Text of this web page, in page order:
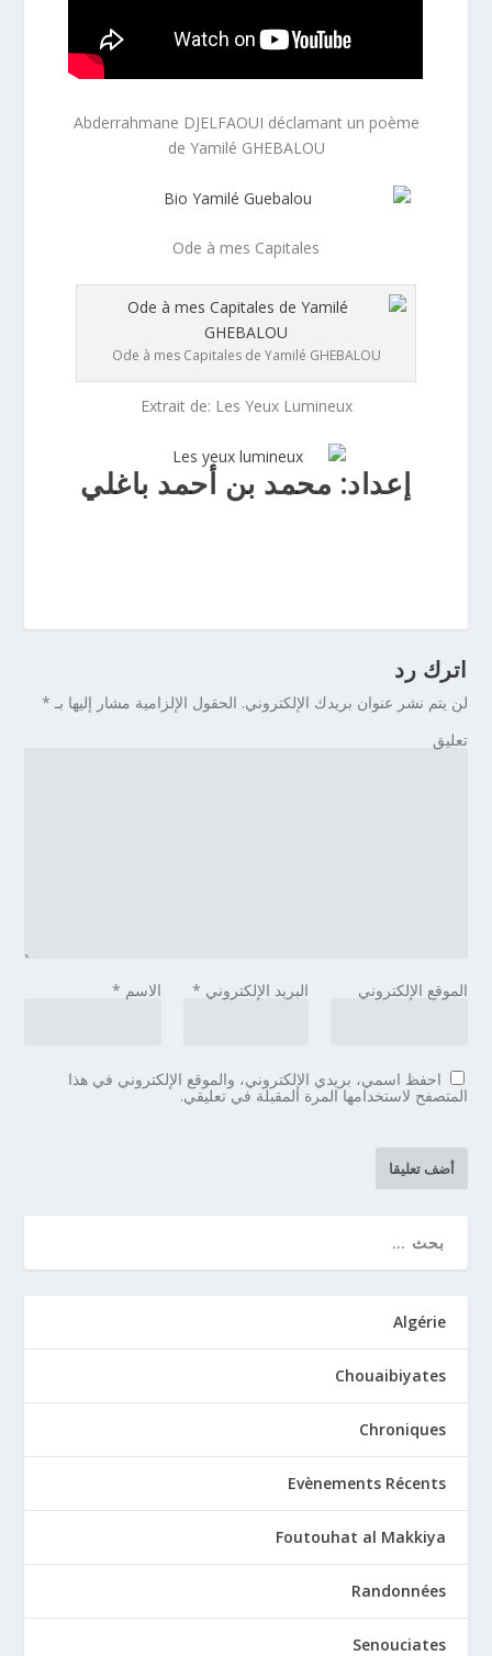
Abderrahmane DJELFAOUI déclamant un poème
de Yamilé GHEBALOU
Ode à mes Capitales
Ode à mes Capitales de Yamilé GHEBALOU
Extrait de: Les Yeux Lumineux
إعداد: محمد بن أحمد باغلي
اترك رد
لن يتم نشر عنوان بريدك الإلكتروني. الحقول الإلزامية مشار إليها بـ *
تعليق
الاسم * البريد الإلكتروني * الموقع الإلكتروني
احفظ اسمي، بريدي الإلكتروني، والموقع الإلكتروني في هذا
المتصفح لاستخدامها المرة المقبلة في تعليقي.
Algérie
Chouaibiyates
Chroniques
Evènements Récents
Foutouhat al Makkiya
Randonnées
Senouciates